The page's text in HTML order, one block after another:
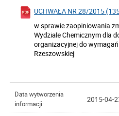
UCHWAŁA NR 28/2015
w sprawie zaopiniowania
Wydziale Chemicznym dla
organizacyjnej do
Rzeszowskiej
Data wytworzenia
informacji:
2015-04-